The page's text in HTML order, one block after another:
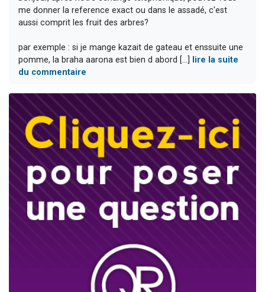
me donner la reference exact ou dans le assadé, c'est
aussi comprit les fruit des arbres?
par exemple : si je mange kazait de gateau et enssuite une
pomme, la braha aarona est bien d abord [...]
lire la suite
du commentaire